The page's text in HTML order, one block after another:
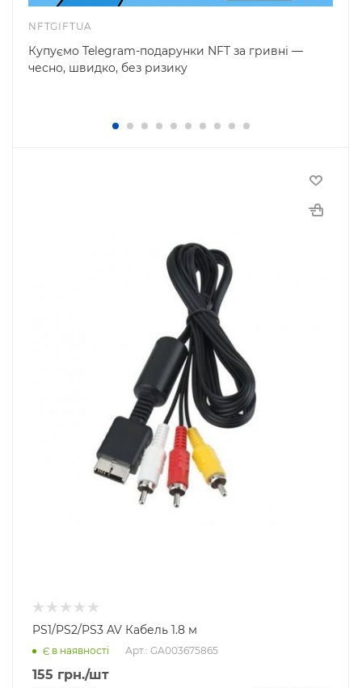
NFTGIFTUA
Купуємо Telegram-подарунки NFT за гривні —
чесно, швидко, без ризику
PS1/PS2/PS3 AV Кабель 1.8 м
Є в наявності Арт.: GA003675865
155 грн./шт